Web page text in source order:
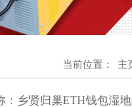
当前位置： 主
：乡贤归巢ETH钱包湿